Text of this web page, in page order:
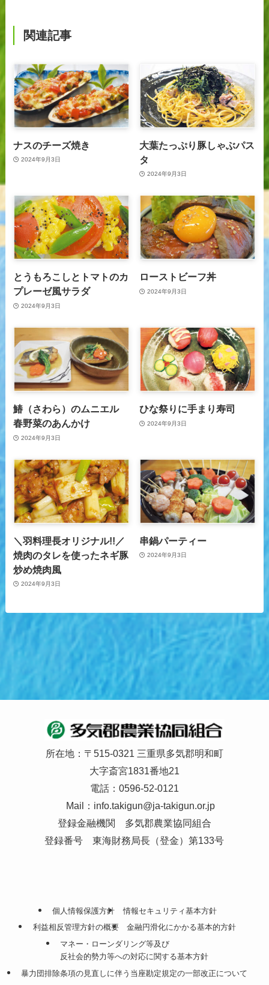
関連記事
ナスのチーズ焼き
2024年9月3日
大葉たっぷり豚しゃぶパス
タ
2024年9月3日
とうもろこしとトマトのカ
プレーゼ風サラダ
2024年9月3日
ローストビーフ丼
2024年9月3日
鰆（さわら）のムニエル
春野菜のあんかけ
2024年9月3日
ひな祭りに手まり寿司
2024年9月3日
＼羽料理長オリジナル!!／
焼肉のタレを使ったネギ豚
炒め焼肉風
2024年9月3日
串鍋パーティー
2024年9月3日
所在地：〒515-0321 三重県多気郡明和町
大字斎宮1831番地21
電話：0596-52-0121
Mail： info.takigun@ja-takigun.or.jp
登録金融機関 多気郡農業協同組合
登録番号 東海財務局長（登金）第133号
個人情報保護方針
情報セキュリティ基本方針
利益相反管理方針の概要
金融円滑化にかかる基本的方針
マネー・ローンダリング等及び
反社会的勢力等への対応に関する基本方針
暴力団排除条項の見直しに伴う当座勘定規定の一部改正について